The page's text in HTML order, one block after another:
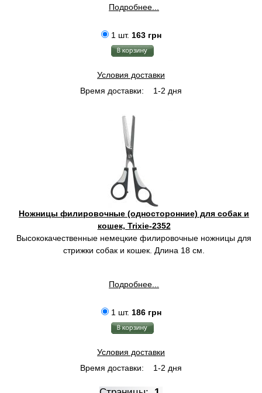
Подробнее...
1 шт. 163 грн
Условия доставки
Время доставки:
1-2 дня
Ножницы филировочные (односторонние) для собак и
кошек, Trixie-2352
Высококачественные немецкие филировочные ножницы для
стрижки собак и кошек. Длина 18 см.
Подробнее...
1 шт. 186 грн
Условия доставки
Время доставки:
1-2 дня